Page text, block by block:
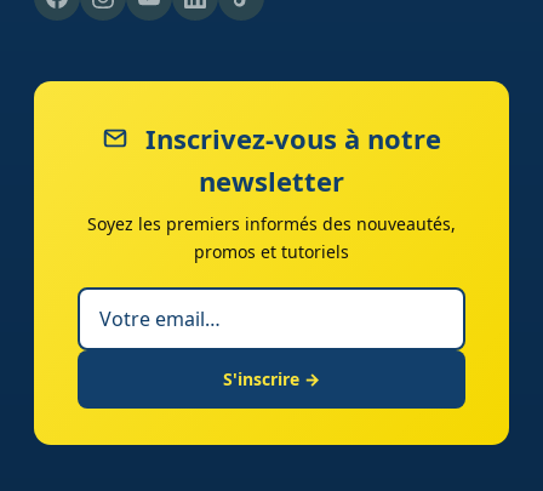
Inscrivez-vous à notre
newsletter
Soyez les premiers informés des nouveautés,
promos et tutoriels
S'inscrire →